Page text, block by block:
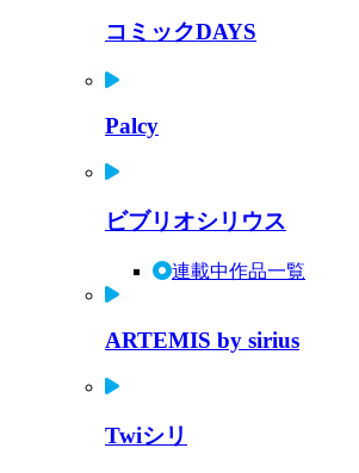
コミックDAYS
Palcy
ビブリオシリウス
連載中作品一覧
ARTEMIS by sirius
Twiシリ